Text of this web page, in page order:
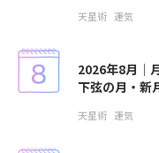
天星術 運気
2026年8月｜
下弦の月・新
天星術 運気